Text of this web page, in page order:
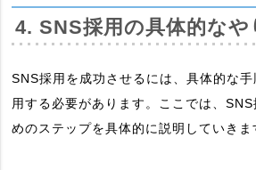
4. SNS採用の具体的なや
SNS採用を成功させるには、具体的な
用する必要があります。ここでは、
めのステップを具体的に説明していきま